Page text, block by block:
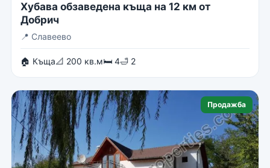
Хубава обзаведена къща на 12 км от
Добрич
📍 Славеево
🏠 Къща📐 200 кв.м🛏 4🛁 2
Продажба